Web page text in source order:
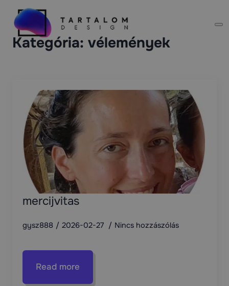
Kategória: vélemények
mercijvitas
gysz888 2026-02-27 Nincs hozzászólás
Read more